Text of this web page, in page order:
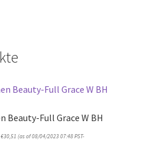
Beauty-Full Grace W BH
€30,51 (as of 08/04/2023 07:48 PST-